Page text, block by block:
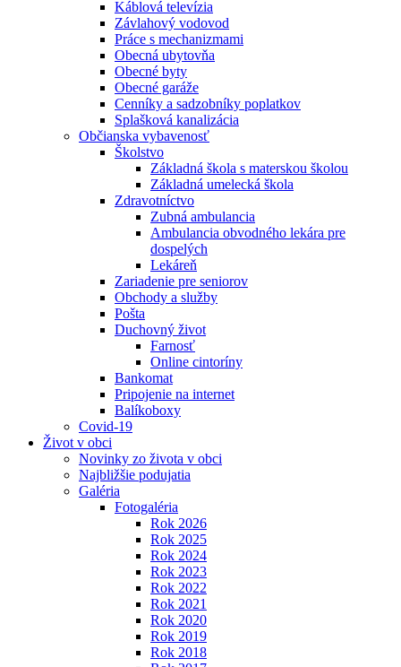
Káblová televízia
Závlahový vodovod
Práce s mechanizmami
Obecná ubytovňa
Obecné byty
Obecné garáže
Cenníky a sadzobníky poplatkov
Splašková kanalizácia
Občianska vybavenosť
Školstvo
Základná škola s materskou školou
Základná umelecká škola
Zdravotníctvo
Zubná ambulancia
Ambulancia obvodného lekára pre
dospelých
Lekáreň
Zariadenie pre seniorov
Obchody a služby
Pošta
Duchovný život
Farnosť
Online cintoríny
Bankomat
Pripojenie na internet
Balíkoboxy
Covid-19
Život v obci
Novinky zo života v obci
Najbližšie podujatia
Galéria
Fotogaléria
Rok 2026
Rok 2025
Rok 2024
Rok 2023
Rok 2022
Rok 2021
Rok 2020
Rok 2019
Rok 2018